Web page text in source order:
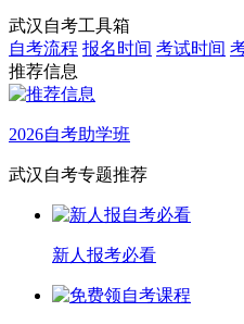
武汉自考工具箱
自考流程 报名时间 考试时间
推荐信息
2026自考助学班
武汉自考专题推荐
新人报考必看